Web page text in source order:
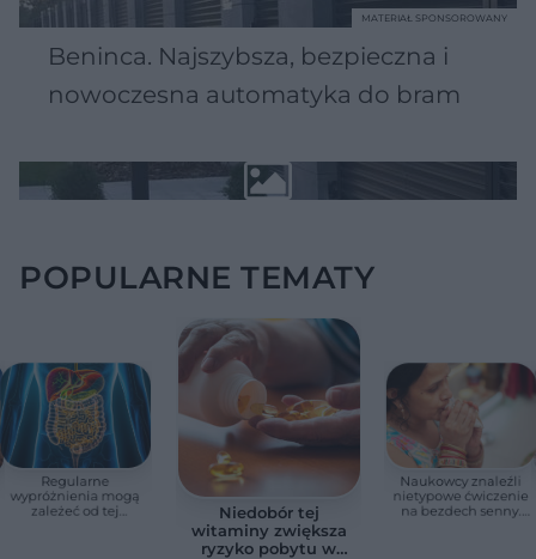
Beninca. Najszybsza, bezpieczna i
nowoczesna automatyka do bram
MATERIAŁ SPONSOROWANY
POPULARNE TEMATY
Regularne
wypróżnienia mogą
zależeć od tej
Niedobór tej
witaminy zwiększa
ryzyko pobytu w
Naukowcy znaleźli
nietypowe ćwiczenie
na bezdech senny.